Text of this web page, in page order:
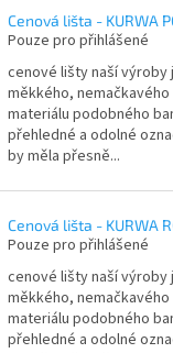
Cenová lišta - KURWA
Pouze pro přihlášené
cenové lišty naší výroby
měkkého,
materiálu podobného
přehledné a odolné
by měla přesně...
Cenová lišta - KURWA
Pouze pro přihlášené
cenové lišty naší výroby
měkkého,
materiálu podobného
přehledné a odolné